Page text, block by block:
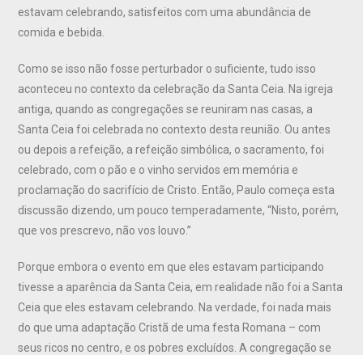
estavam celebrando, satisfeitos com uma abundância de
comida e bebida.
Como se isso não fosse perturbador o suficiente, tudo isso
aconteceu no contexto da celebração da Santa Ceia. Na igreja
antiga, quando as congregações se reuniram nas casas, a
Santa Ceia foi celebrada no contexto desta reunião. Ou antes
ou depois a refeição, a refeição simbólica, o sacramento, foi
celebrado, com o pão e o vinho servidos em memória e
proclamação do sacrifício de Cristo. Então, Paulo começa esta
discussão dizendo, um pouco temperadamente, “Nisto, porém,
que vos prescrevo, não vos louvo.”
Porque embora o evento em que eles estavam participando
tivesse a aparência da Santa Ceia, em realidade não foi a Santa
Ceia que eles estavam celebrando. Na verdade, foi nada mais
do que uma adaptação Cristã de uma festa Romana – com
seus ricos no centro, e os pobres excluídos. A congregação se